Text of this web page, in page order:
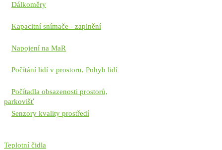
Dálkoměry
Kapacitní snímače - zaplnění
Napojení na MaR
Počítání lidí v prostoru, Pohyb lidí
Počítadla obsazenosti prostorů,
parkovišť
Senzory kvality prostředí
Teplotní čidla